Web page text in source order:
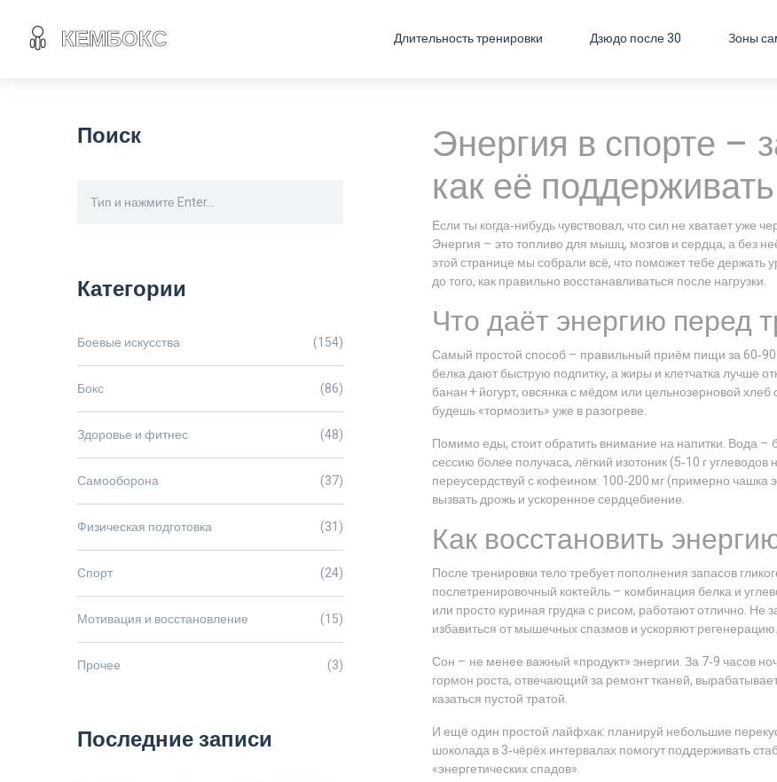
Длительность тренировки Дзюдо после 30 Зоны
Энергия в спорте –
как её поддерживать
Если ты когда‑нибудь чувствовал, что сил не хватает уже
Энергия – это топливо для мышц, мозгов и сердца, а без
этой странице мы собрали всё, что поможет тебе держать
до того, как правильно восстанавливаться после нагрузки.
Что даёт энергию перед
Самый простой способ – правильный приём пищи за
белка дают быструю подпитку, а жиры и клетчатка лучше
банан + йогурт, овсянка с мёдом или цельнозерновой
будешь «тормозить» уже в разогреве.
Помимо еды, стоит обратить внимание на напитки. Вода
сессию более получаса, лёгкий изотоник (5‑10 г
переусердствуй с кофеином: 100‑200 мг (примерно чашка
вызвать дрожь и ускоренное сердцебиение.
Как восстановить
После тренировки тело требует пополнения запасов
послетренировочный коктейль – комбинация белка и
или просто куриная грудка с рисом, работают отлично.
избавиться от мышечных спазмов и ускоряют регенерацию.
Сон – не менее важный «продукт» энергии. За 7‑9 часов
гормон роста, отвечающий за ремонт тканей,
казаться пустой тратой.
И ещё один простой лайфхак: планируй небольшие
шоколада в 3‑чёрёх интервалах помогут поддерживать
«энергетических спадов».
Поиск
Категории
Боевые искусства (154)
Бокс (86)
Здоровье и фитнес (48)
Самооборона (37)
Физическая подготовка (31)
Спорт (24)
Мотивация и восстановление (15)
Прочее (3)
Последние записи